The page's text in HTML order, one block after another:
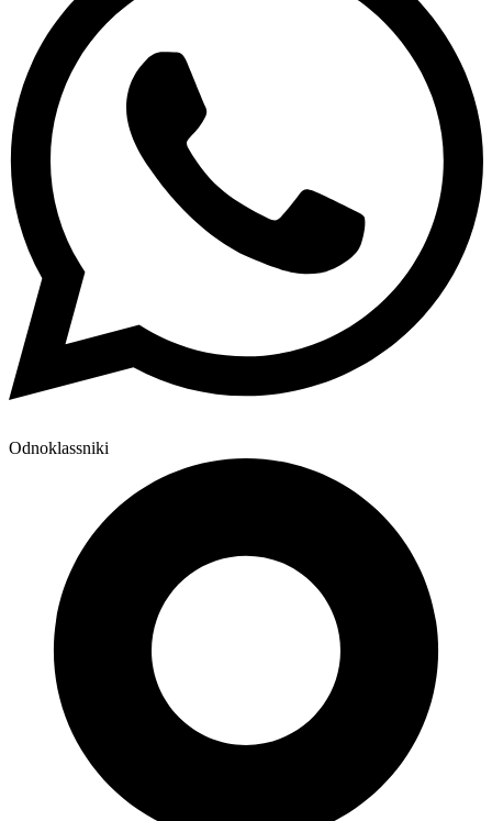
Odnoklassniki